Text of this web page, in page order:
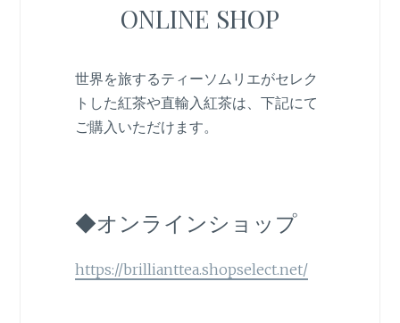
ONLINE SHOP
世界を旅するティーソムリエがセレク
トした紅茶や直輸入紅茶は、下記にて
ご購入いただけます。
◆オンラインショップ
https://brillianttea.shopselect.net/